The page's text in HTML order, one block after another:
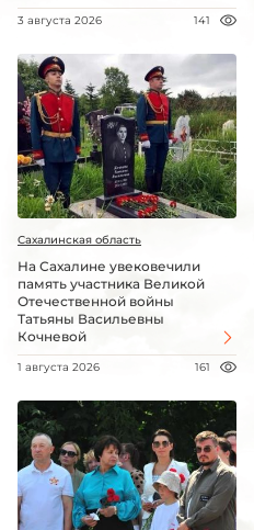
3 августа 2026 141
Сахалинская область
На Сахалине увековечили
память участника Великой
Отечественной войны
Татьяны Васильевны
Кочневой
1 августа 2026 161